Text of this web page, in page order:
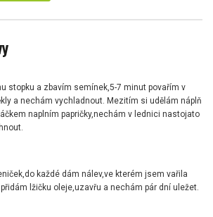
stopku a zbavím semínek,5-7 minut povařím v
a nechám vychladnout. Mezitím si udělám náplň
naplním papričky,nechám v lednici nastojato
každé dám nálev,ve kterém jsem vařila
lžičku oleje,uzavřu a nechám pár dní uležet.